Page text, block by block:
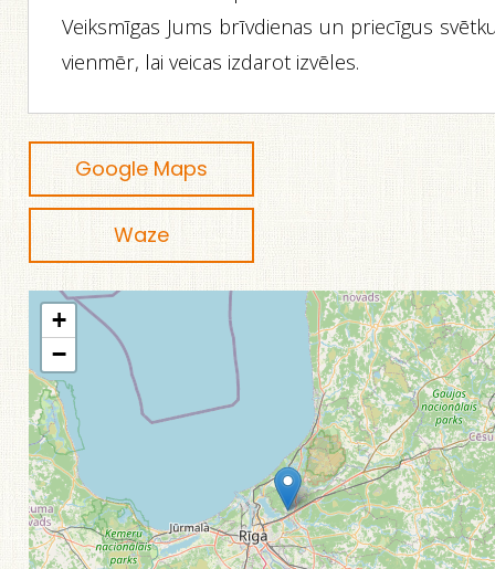
Veiksmīgas Jums brīvdienas un priecīgus
vienmēr, lai veicas izdarot izvēles.
Google Maps
Waze
+
−